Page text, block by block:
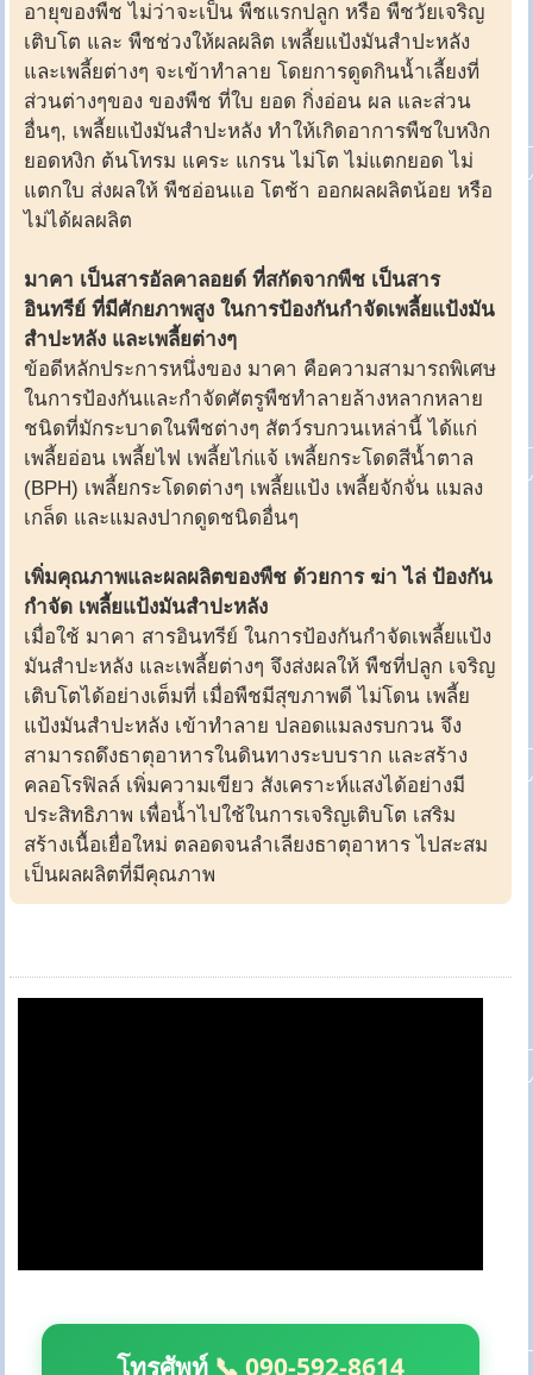
อายุของพืช ไม่ว่าจะเป็น พืชแรกปลูก หรือ พืชวัยเจริญ
เติบโต และ พืชช่วงให้ผลผลิต เพลี้ยแป้งมันสำปะหลัง
และเพลี้ยต่างๆ จะเข้าทำลาย โดยการดูดกินน้ำเลี้ยงที่
ส่วนต่างๆของ ของพืช ที่ใบ ยอด กิ่งอ่อน ผล และส่วน
อื่นๆ, เพลี้ยแป้งมันสำปะหลัง ทำให้เกิดอาการพืชใบหงิก
ยอดหงิก ต้นโทรม แคระ แกรน ไม่โต ไม่แตกยอด ไม่
แตกใบ ส่งผลให้ พืชอ่อนแอ โตช้า ออกผลผลิตน้อย หรือ
ไม่ได้ผลผลิต
มาคา เป็นสารอัลคาลอยด์ ที่สกัดจากพืช เป็นสาร
อินทรีย์ ที่มีศักยภาพสูง ในการป้องกันกำจัดเพลี้ยแป้งมัน
สำปะหลัง และเพลี้ยต่างๆ
ข้อดีหลักประการหนึ่งของ มาคา คือความสามารถพิเศษ
ในการป้องกันและกำจัดศัตรูพืชทำลายล้างหลากหลาย
ชนิดที่มักระบาดในพืชต่างๆ สัตว์รบกวนเหล่านี้ ได้แก่
เพลี้ยอ่อน เพลี้ยไฟ เพลี้ยไก่แจ้ เพลี้ยกระโดดสีน้ำตาล
(BPH) เพลี้ยกระโดดต่างๆ เพลี้ยแป้ง เพลี้ยจักจั่น แมลง
เกล็ด และแมลงปากดูดชนิดอื่นๆ
เพิ่มคุณภาพและผลผลิตของพืช ด้วยการ ฆ่า ไล่ ป้องกัน
กำจัด เพลี้ยแป้งมันสำปะหลัง
เมื่อใช้ มาคา สารอินทรีย์ ในการป้องกันกำจัดเพลี้ยแป้ง
มันสำปะหลัง และเพลี้ยต่างๆ จึงส่งผลให้ พืชที่ปลูก เจริญ
เติบโตได้อย่างเต็มที่ เมื่อพืชมีสุขภาพดี ไม่โดน เพลี้ย
แป้งมันสำปะหลัง เข้าทำลาย ปลอดแมลงรบกวน จึง
สามารถดึงธาตุอาหารในดินทางระบบราก และสร้าง
คลอโรฟิลล์ เพิ่มความเขียว สังเคราะห์แสงได้อย่างมี
ประสิทธิภาพ เพื่อน้ำไปใช้ในการเจริญเติบโต เสริม
สร้างเนื้อเยื่อใหม่ ตลอดจนลำเลียงธาตุอาหาร ไปสะสม
เป็นผลผลิตที่มีคุณภาพ
โทรศัพท์ 📞 090-592-8614